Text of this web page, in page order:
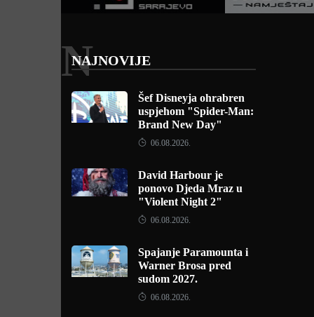
NAJNOVIJE
N
Šef Disneyja ohrabren
uspjehom "Spider-Man:
Brand New Day"
06.08.2026.
David Harbour je
ponovo Djeda Mraz u
"Violent Night 2"
06.08.2026.
Spajanje Paramounta i
Warner Brosa pred
sudom 2027.
06.08.2026.